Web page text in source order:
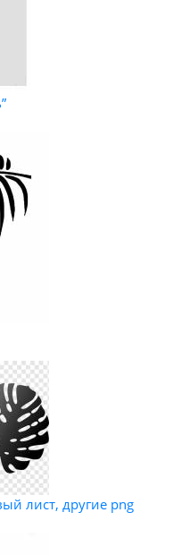
лист, другие png